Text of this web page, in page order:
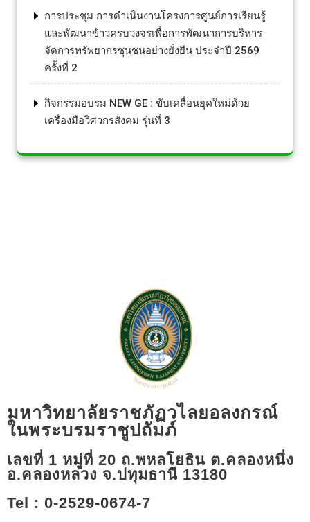
การประชุม การดำเนินงานโครงการศูนย์การเรียนรู้
และพัฒนาข้าวครบวงจรเพื่อการพัฒนาการบริหาร
จัดการทรัพยากรชุนชนอย่างยั่งยืน ประจำปี 2569
ครั้งที่ 2
กิจกรรมอบรม NEW GE : ขับเคลื่อนยุคใหม่ด้วย
เครื่องมือวิศวกรสังคม รุ่นที่ 3
มหาวิทยาลัยราชภัฏวไลยอลงกรณ์
ในพระบรมราชูปถัมภ์
เลขที่ 1 หมู่ที่ 20 ถ.พหลโยธิน ต.คลองหนึ่ง
อ.คลองหลวง จ.ปทุมธานี 13180​
Tel : 0-2529-0674-7